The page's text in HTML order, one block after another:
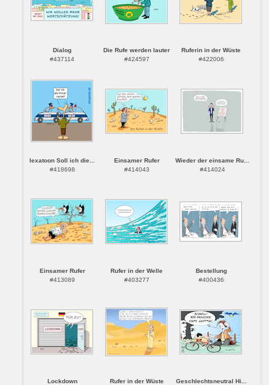
Dialog
#437114
Die Rufe werden lauter
#424597
Ruferin in der Wüste
#422006
lexatoon Soll ich die...
#418698
Einsamer Rufer
#414043
Wieder der einsame Ru...
#414024
Einsamer Rufer
#413089
Rufer in der Welle
#403277
Bestellung
#400436
Lockdown
Rufer in der Wüste
Geschlechtsneutral Hi...